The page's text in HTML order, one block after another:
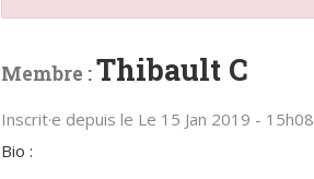
Membre :Thibault C
Inscrit·e depuis le Le 15 Jan 2019 - 15h08
Bio :